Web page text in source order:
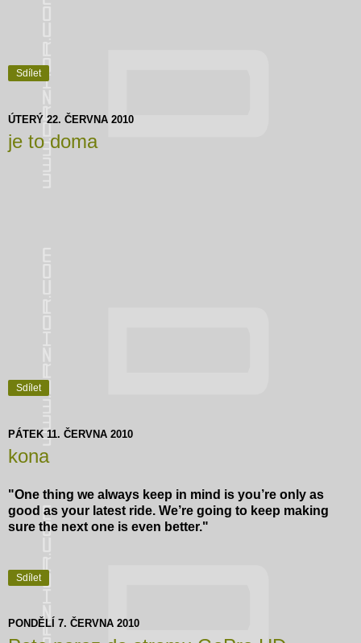
Sdílet
ÚTERÝ 22. ČERVNA 2010
je to doma
Sdílet
PÁTEK 11. ČERVNA 2010
kona
"One thing we always keep in mind is you’re only as
good as your latest ride. We’re going to keep making
sure the next one is even better."
Sdílet
PONDĚLÍ 7. ČERVNA 2010